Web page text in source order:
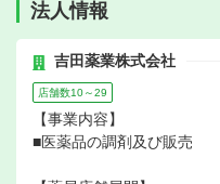
法人情報
吉田薬業株式会社
店舗数10～29
【事業内容】
■医薬品の調剤及び販売